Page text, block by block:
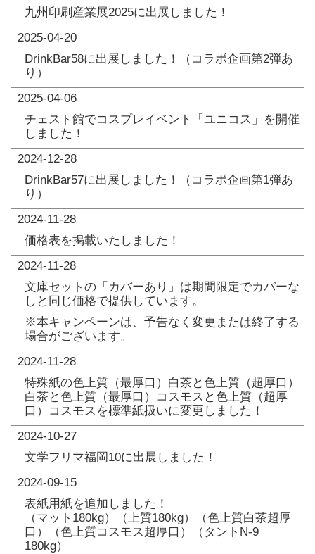
九州印刷産業展2025に出展しました！
2025-04-20
DrinkBar58に出展しました！（コラボ企画第2弾あ
り）
2025-04-06
チェスト館でコスプレイベント「ユニコス」を開催
しました！
2024-12-28
DrinkBar57に出展しました！（コラボ企画第1弾あ
り）
2024-11-28
価格表を掲載いたしました！
2024-11-28
文庫セットの「カバーあり」は期間限定でカバーな
しと同じ価格で提供しています。
※本キャンペーンは、予告なく変更または終了する
場合がございます。
2024-11-28
特殊紙の色上質（最厚口）白茶と色上質（超厚口）
白茶と色上質（最厚口）コスモスと色上質（超厚
口）コスモスを標準紙扱いに変更しました！
2024-10-27
文学フリマ福岡10に出展しました！
2024-09-15
表紙用紙を追加しました！
（マット180kg）（上質180kg）（色上質白茶超厚
口）（色上質コスモス超厚口）（タントN-9
180kg）